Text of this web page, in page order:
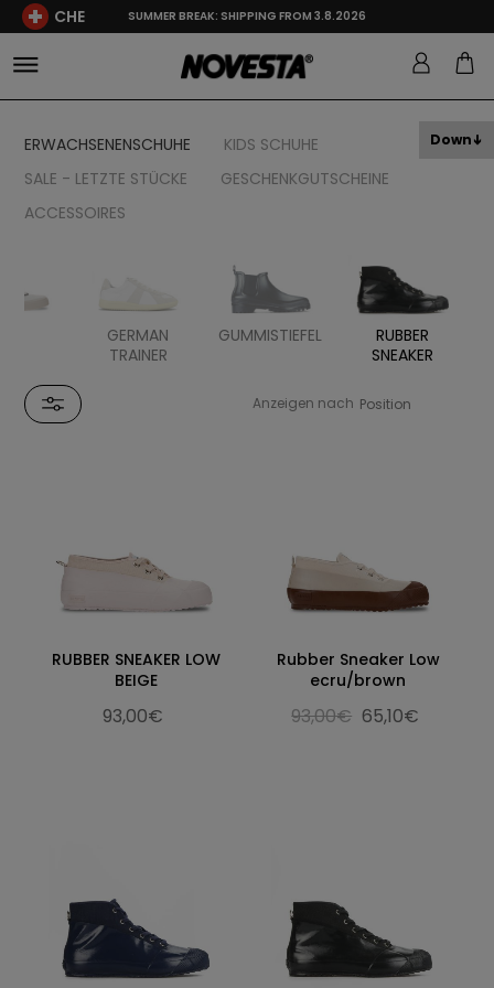
CHE SUMMER BREAK: SHIPPING FROM 3.8.2026
ERWACHSENENSCHUHE
KIDS SCHUHE
SALE - LETZTE STÜCKE
GESCHENKGUTSCHEINE
ACCESSOIRES
GERMAN
TRAINER
GUMMISTIEFEL
RUBBER
SNEAKER
Anzeigen nach
RUBBER SNEAKER LOW
BEIGE
93,00€
Rubber Sneaker Low
ecru/brown
93,00€ 65,10€
Down